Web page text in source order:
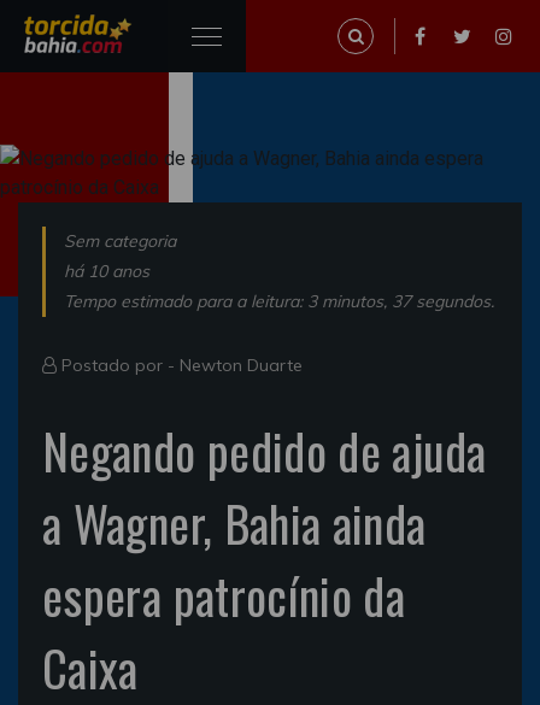
Sem categoria
há 10 anos
Tempo estimado para a leitura: 3 minutos, 37 segundos.
Postado por - Newton Duarte
Negando pedido de ajuda
a Wagner, Bahia ainda
espera patrocínio da
Caixa